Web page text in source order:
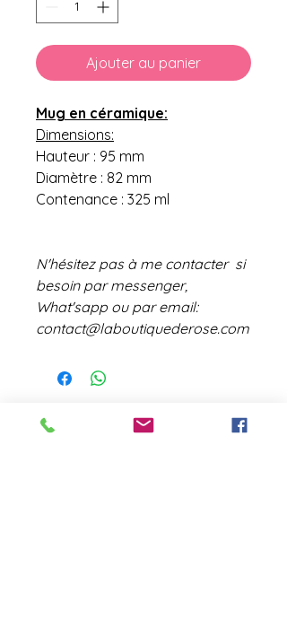
Ajouter au panier
Mug en céramique:
Dimensions:
Hauteur : 95 mm
Diamètre : 82 mm
Contenance : 325 ml
N'hésitez pas à me contacter si
besoin par messenger,
What'sapp ou par email:
contact@laboutiquederose.com
com